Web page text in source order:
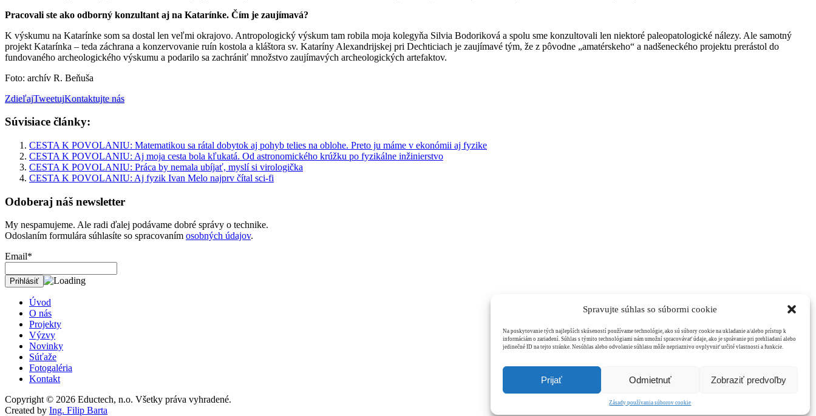
Spravujte súhlas so súbormi cookie
Na poskytovanie tých najlepších skúseností používame technológie, ako sú súbory cookie na ukladanie a/alebo prístup k
informáciám o zariadení. Súhlas s týmito technológiami nám umožní spracovávať údaje, ako je správanie pri prehliadaní alebo
jedinečné ID na tejto stránke. Nesúhlas alebo odvolanie súhlasu môže nepriaznivo ovplyvniť určité vlastnosti a funkcie.
Prijať Odmietnuť Zobraziť predvoľby
Zásady používania súborov cookie
Pracovali ste ako odborný konzultant aj na Katarínke. Čím je zaujímavá?
K výskumu na Katarínke som sa dostal len veľmi okrajovo. Antropologický výskum tam robila moja kolegyňa Silvia Bodoriková a spolu sme konzultovali len niektoré paleopatologické nálezy. Ale samotný
projekt Katarínka – teda záchrana a konzervovanie ruín kostola a kláštora sv. Kataríny Alexandrijskej pri Dechticiach je zaujímavé tým, že z pôvodne „amatérskeho“ a nadšeneckého projektu prerástol do
fundovaného archeologického výskumu a podarilo sa zachrániť množstvo zaujímavých archeologických artefaktov.
Foto: archív R. Beňuša
ZdieľajTweetujKontaktujte nás
Súvisiace články:
CESTA K POVOLANIU: Matematikou sa rátal dobytok aj pohyb telies na oblohe. Preto ju máme v ekonómii aj fyzike
CESTA K POVOLANIU: Aj moja cesta bola kľukatá. Od astronomického krúžku po fyzikálne inžinierstvo
CESTA K POVOLANIU: Práca by nemala ubíjať, myslí si virologička
CESTA K POVOLANIU: Aj fyzik Ivan Melo najprv čítal sci-fi
Odoberaj náš newsletter
My nespamujeme. Ale radi ďalej podávame dobré správy o technike.
Odoslaním formulára súhlasíte so spracovaním osobných údajov.
Email*
Úvod
O nás
Projekty
Výzvy
Novinky
Súťaže
Fotogaléria
Kontakt
Copyright © 2026 Eductech, n.o. Všetky práva vyhradené.
Created by Ing. Filip Barta